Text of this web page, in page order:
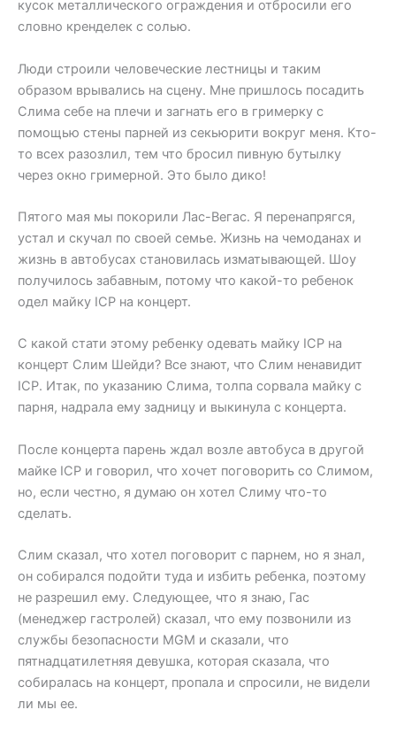
кусок металлического ограждения и отбросили его
словно кренделек с солью.
Люди строили человеческие лестницы и таким
образом врывались на сцену. Мне пришлось посадить
Слима себе на плечи и загнать его в гримерку с
помощью стены парней из секьюрити вокруг меня. Кто-
то всех разозлил, тем что бросил пивную бутылку
через окно гримерной. Это было дико!
Пятого мая мы покорили Лас-Вегас. Я перенапрягся,
устал и скучал по своей семье. Жизнь на чемоданах и
жизнь в автобусах становилась изматывающей. Шоу
получилось забавным, потому что какой-то ребенок
одел майку ICP на концерт.
С какой стати этому ребенку одевать майку ICP на
концерт Слим Шейди? Все знают, что Слим ненавидит
ICP. Итак, по указанию Слима, толпа сорвала майку с
парня, надрала ему задницу и выкинула с концерта.
После концерта парень ждал возле автобуса в другой
майке ICP и говорил, что хочет поговорить со Слимом,
но, если честно, я думаю он хотел Слиму что-то
сделать.
Слим сказал, что хотел поговорит с парнем, но я знал,
он собирался подойти туда и избить ребенка, поэтому
не разрешил ему. Следующее, что я знаю, Гас
(менеджер гастролей) сказал, что ему позвонили из
службы безопасности MGM и сказали, что
пятнадцатилетняя девушка, которая сказала, что
собиралась на концерт, пропала и спросили, не видели
ли мы ее.